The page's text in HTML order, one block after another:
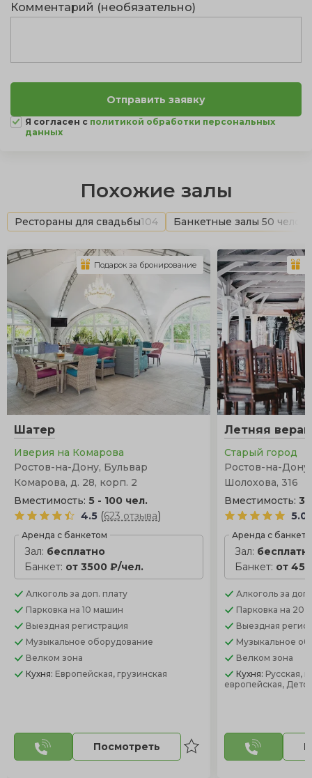
Комментарий (необязательно)
Я согласен с политикой обработки персональных
данных
Похожие залы
Рестораны для свадьбы104 Банкетные залы 50
Шатер
Иверия на Комарова
Ростов-на-Дону, Бульвар
Комарова, д. 28, корп. 2
Вместимость: 5 - 100 чел.
4.5 (623 отзыва)
Аренда с банкетом
Зал: бесплатно
Банкет: от 3500 ₽/чел.
Алкоголь за доп. плату
Парковка на 10 машин
Выездная регистрация
Музыкальное оборудование
Велком зона
Кухня: Европейская, грузинская
Посмотреть
Подарок за бронирование
Летняя
Старый город
Ростов-на-
Шолохова, 316
Вместимость:
5.0
Аренда с
Зал:
Банкет: от
Алкоголь за
Парковка на 20
Выездная
Музыкальное
Велком зона
Кухня: Русская,
европейская,